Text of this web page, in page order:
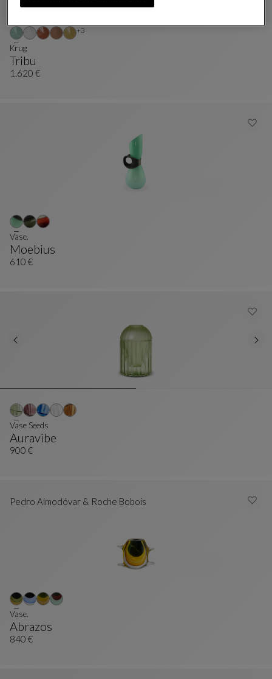
Tribu
Krug
Siehe Vollständige Beschreibung
Krug
1.620 €
+3Weitere Farben : 3 verfügbare farben
Moebius
Vase.
Siehe Vollständige Beschreibung
Vase.
610 €
Auravibe
Vase Seeds
Siehe Vollständige Beschreibung
Vase Seeds
900 €
Pedro Almodóvar & Roche Bobois
Abrazos
Vase.
Siehe Vollständige Beschreibung
Vase.
840 €